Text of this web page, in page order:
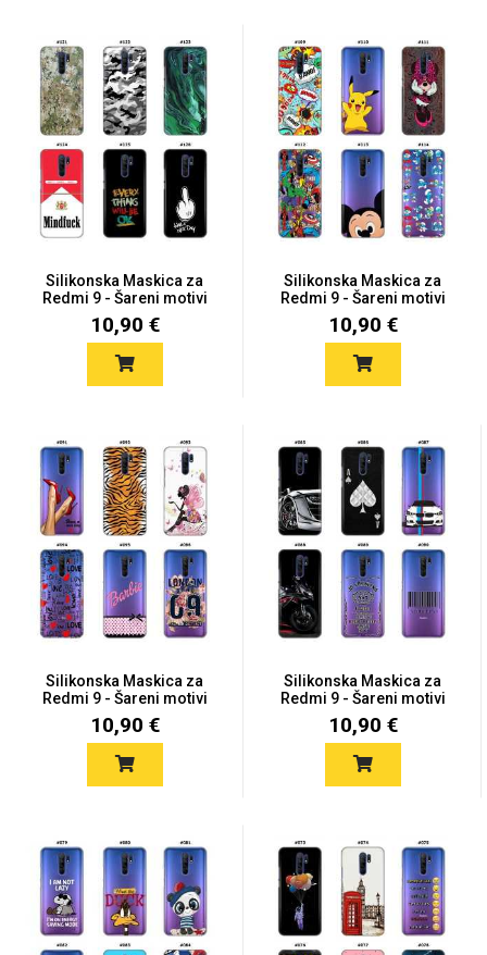
Silikonska Maskica za
Redmi 9 - Šareni motivi
10,90 €
Silikonska Maskica za
Redmi 9 - Šareni motivi
10,90 €
Silikonska Maskica za
Redmi 9 - Šareni motivi
10,90 €
Silikonska Maskica za
Redmi 9 - Šareni motivi
10,90 €